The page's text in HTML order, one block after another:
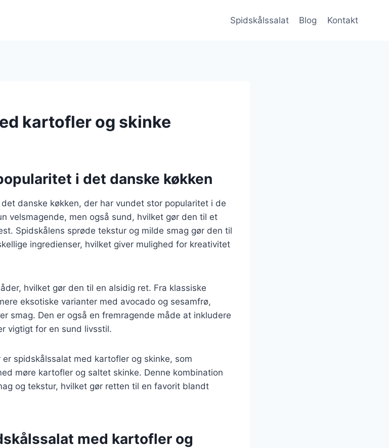
Spidskålssalat Blog Kontakt
kartofler og skinke
i det danske køkken
danske køkken, der har vundet stor popularitet i de
velsmagende, men også sund, hvilket gør den til et
Spidskålens sprøde tekstur og milde smag gør den til
ingredienser, hvilket giver mulighed for kreativitet
hvilket gør den til en alsidig ret. Fra klassiske
eksotiske varianter med avocado og sesamfrø,
smag. Den er også en fremragende måde at inkludere
vigtigt for en sund livsstil.
spidskålssalat med kartofler og skinke, som
møre kartofler og saltet skinke. Denne kombination
og tekstur, hvilket gør retten til en favorit blandt
med kartofler og